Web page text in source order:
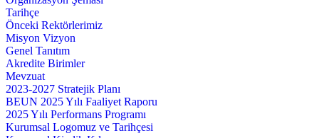
Tarihçe
Önceki Rektörlerimiz
Misyon Vizyon
Genel Tanıtım
Akredite Birimler
Mevzuat
2023-2027 Stratejik Planı
BEUN 2025 Yılı Faaliyet Raporu
2025 Yılı Performans Programı
Kurumsal Logomuz ve Tarihçesi